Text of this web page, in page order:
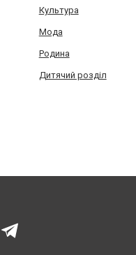
Культура
Мода
Родина
Дитячий розділ